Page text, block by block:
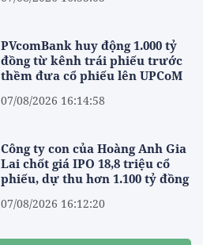
PVcomBank huy động 1.000 tỷ
đồng từ kênh trái phiếu trước
thềm đưa cổ phiếu lên UPCoM
07/08/2026 16:14:58
Công ty con của Hoàng Anh Gia
Lai chốt giá IPO 18,8 triệu cổ
phiếu, dự thu hơn 1.100 tỷ đồng
07/08/2026 16:12:20